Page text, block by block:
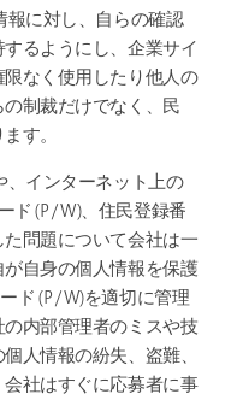
に対し、自らの確認
るようにし、企業サイ
限なく使用したり他人の
制裁だけでなく、民
す。
インターネット上の
ド (P / W)、住民登録番
問題について会社は一
自身の個人情報を保護
ド (P / W)を適切に管理
内部管理者のミスや技
人情報の紛失、盗難、
社はすぐに応募者に事